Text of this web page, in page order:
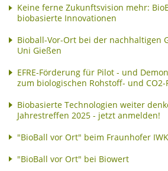
Keine ferne Zukunftsvision mehr:
biobasierte Innovationen
Bioball-Vor-Ort bei der nachhaltigen
Uni Gießen
EFRE-Förderung für Pilot - und
zum biologischen Rohstoff- und CO2-
Biobasierte Technologien weiter
Jahrestreffen 2025 - jetzt anmelden!
"BioBall vor Ort" beim Fraunhofer
"BioBall vor Ort" bei Biowert